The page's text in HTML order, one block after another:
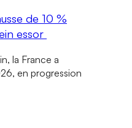
de 10 %
essor
la France a
en progression